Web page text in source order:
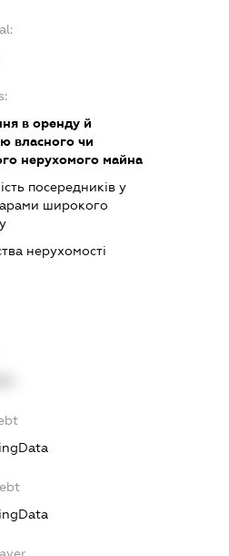
в оренду й
власного чи
нерухомого майна
посередників у
широкого
нерухомості